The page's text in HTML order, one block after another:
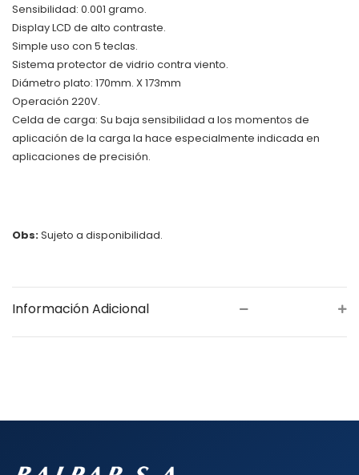
Sensibilidad: 0.001 gramo.
Display LCD de alto contraste.
Simple uso con 5 teclas.
Sistema protector de vidrio contra viento.
Diámetro plato: 170mm. X 173mm
Operación 220V.
Celda de carga: Su baja sensibilidad a los momentos de
aplicación de la carga la hace especialmente indicada en
aplicaciones de precisión.
Obs:Sujeto a disponibilidad.
Información Adicional